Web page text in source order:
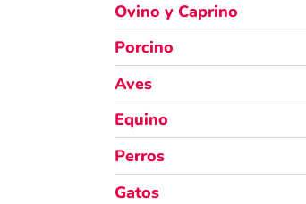
Ovino y Caprino
Porcino
Aves
Equino
Perros
Gatos